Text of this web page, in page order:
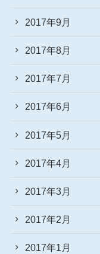
2017年9月
2017年8月
2017年7月
2017年6月
2017年5月
2017年4月
2017年3月
2017年2月
2017年1月